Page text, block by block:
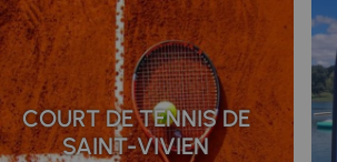
COURT DE TENNIS DE
SAINT-VIVIEN